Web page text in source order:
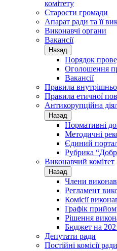
комітету
Старости громади
Апарат ради та її
Виконавчі органи
Вакансії
Назад
Порядок
Оголошення
Вакансії
Правила
Правила етичної
Антикорупційна
Назад
Нормативні
Методичні
Єдиний
Рубрика
Виконавчий комітет
Назад
Члени
Регламент
Комісії
Графік
Рішення
Бюджет на
Депутати ради
Постійні комісії ради